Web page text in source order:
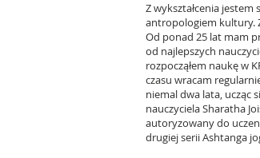
Z wykształcenia
antropologiem kultury.
Od ponad 25 lat mam
od najlepszych
rozpocząłem naukę w
czasu wracam
niemal dwa lata, ucząc
nauczyciela Sharatha
autoryzowany do
drugiej serii Ashtanga